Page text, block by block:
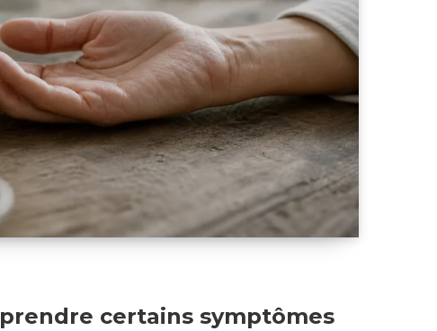
certains symptômes